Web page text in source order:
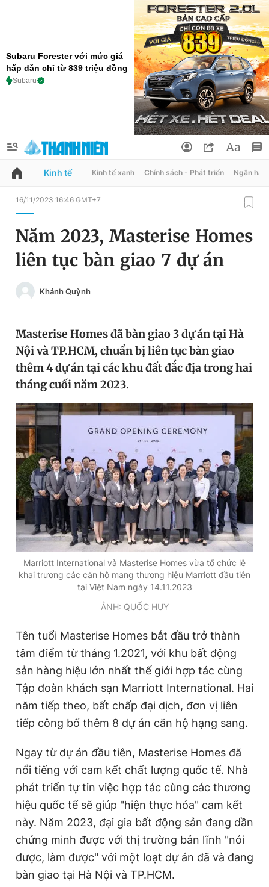
Subaru Forester với mức giá
hấp dẫn chỉ từ 839 triệu đồng
Subaru
QUẢNG CÁO
Chuyên mục
Chuyên mục khác
Tin thị trường Tin 360
Video
Sản phẩm khác
Tiện ích Bạn cần biết
Thông tin tòa soạn Liên hệ quảng cáo
Đọc Thanh Niên trên điện thoại
Theo dõi báo trên
Hotline
0906 645 777
Liên hệ quảng cáo
0908 780 404
Tổng biên tập: Nguyễn Ngọc Toàn
Phó tổng biên tập thường trực: Hải Thành
Phó tổng biên tập: Lâm Hiếu Dũng
Phó tổng biên tập: Trần Việt Hưng
Tổng thư ký tòa soạn: Đức Trung
Giấy phép xuất bản số 110/GP - BTTTT cấp ngày 24.3.2020
© 2003-2026 Bản quyền thuộc về Báo Thanh Niên. Cấm sao
chép dưới mọi hình thức nếu không có sự chấp thuận bằng văn
bản. Phát triển bởi ePi Technologies, JSC.
Đổi mật khẩu
Tin đã lưu
Tin đã xem
Đăng xuất
Kinh tế Kinh tế xanh Chính sách - Phát triển Ngân
16/11/2023 16:46 GMT+7
Năm 2023, Masterise Homes
liên tục bàn giao 7 dự án
Khánh Quỳnh
Masterise Homes đã bàn giao 3 dự án tại Hà
Nội và TP.HCM, chuẩn bị liên tục bàn giao
thêm 4 dự án tại các khu đất đắc địa trong hai
tháng cuối năm 2023.
Marriott International và Masterise Homes vừa tổ chức lễ
khai trương các căn hộ mang thương hiệu Marriott đầu tiên
tại Việt Nam ngày 14.11.2023
ẢNH: QUỐC HUY
Tên tuổi Masterise Homes bắt đầu trở thành
tâm điểm từ tháng 1.2021, với khu bất động
sản hàng hiệu lớn nhất thế giới hợp tác cùng
Tập đoàn khách sạn Marriott International. Hai
năm tiếp theo, bất chấp đại dịch, đơn vị liên
tiếp công bố thêm 8 dự án căn hộ hạng sang.
Ngay từ dự án đầu tiên, Masterise Homes đã
nổi tiếng với cam kết chất lượng quốc tế. Nhà
phát triển tự tin việc hợp tác cùng các thương
hiệu quốc tế sẽ giúp "hiện thực hóa" cam kết
này. Năm 2023, đại gia bất động sản đang dần
chứng minh được với thị trường bản lĩnh "nói
được, làm được" với một loạt dự án đã và đang
bàn giao tại Hà Nội và TP.HCM.